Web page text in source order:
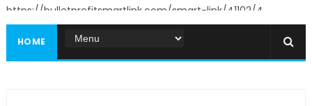
https://bulletprofitsmartlink.com/smart-link/41102/4
HOME